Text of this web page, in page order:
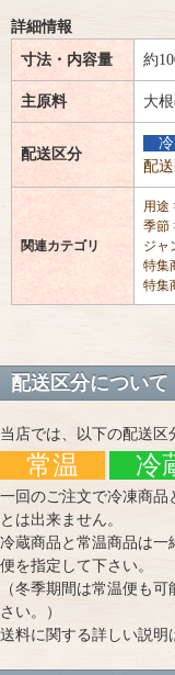
詳細情報
寸法・内容量
約
主原料 大
配送区分
配
関連カテゴリ
用途
季節
ジャ
特集
特集
配送区分について
当店では、以下の配送区
常温 冷
一回のご注文で冷凍商品
とは出来ません。
冷蔵商品と常温商品は一
便を指定して下さい。
（冬季期間は常温便も
さい。）
送料に関する詳しい説明